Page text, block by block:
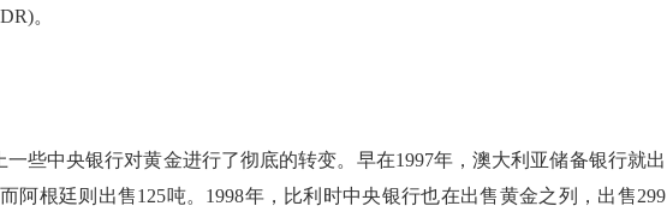
。
一些中央银行对黄金进行了彻底的转变。早在1997年，澳大利亚储备银行就出
阿根廷则出售125吨。1998年，比利时中央银行也在出售黄金之列，出售299